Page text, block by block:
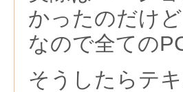
かったのだけ
なので全ての
そうしたらテ